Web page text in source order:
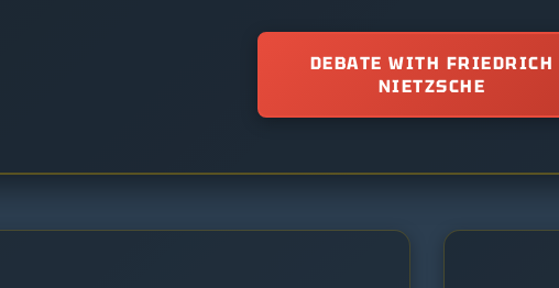
DEBATE WITH FRIEDRICH
NIETZSCHE